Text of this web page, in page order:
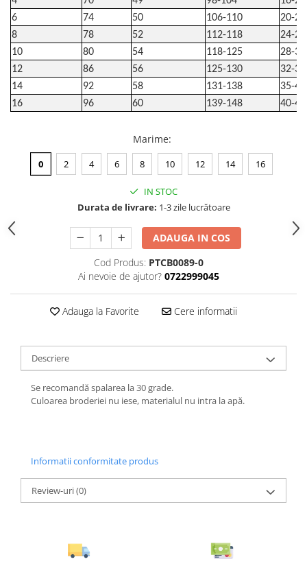
6
74 50 106-110
20-24
8
78 52 112-118
24-28
10
80 54 118-125
28-32
12
86 56 125-130
32-35
14
92 58 131-138
35-40
16
96 60 139-148 40-48
Marime:
0 2 4 6 8 10 12 14 16
IN STOC
Durata de livrare: 1-3 zile lucrătoare
ADAUGA IN COS
Cod Produs: PTCB0089-0
Ai nevoie de ajutor? 0722999045
Adauga la Favorite Cere informatii
Descriere
Se recomandă spalarea la 30 grade.
Culoarea broderiei nu iese, materialul nu intra la apă.
Informatii conformitate produs
Review-uri(0)